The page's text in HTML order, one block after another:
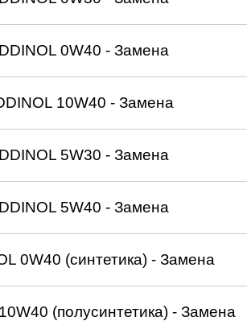
0W40 - Замена
10W40 - Замена
5W30 - Замена
5W40 - Замена
0W40 (синтетика) - Замена
(полусинтетика) - Замена